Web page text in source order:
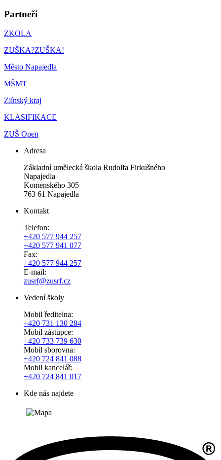
Partneři
ZKOLA
ZUŠKA?ZUŠKA!
Město Napajedla
MŠMT
Zlínský kraj
KLASIFIKACE
ZUŠ Open
Adresa
Základní umělecká škola Rudolfa Firkušného
Napajedla
Komenského 305
763 61 Napajedla
Kontakt
Telefon:
+420 577 944 257
+420 577 941 077
Fax:
+420 577 944 257
E-mail:
zusrf@zusrf.cz
Vedení školy
Mobil ředitelna:
+420 731 130 284
Mobil zástupce:
+420 733 739 630
Mobil sborovna:
+420 724 841 088
Mobil kancelář:
+420 724 841 017
Kde nás najdete